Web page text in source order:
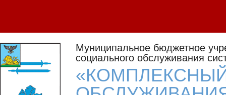
Муниципальное бюджетное
социального обслуживания